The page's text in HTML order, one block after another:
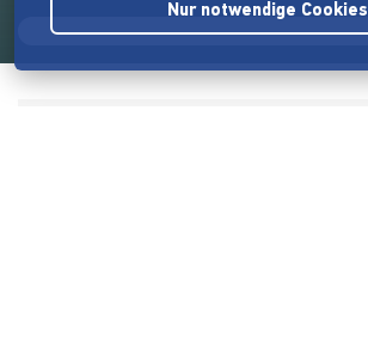
Nur notwendige Cookies